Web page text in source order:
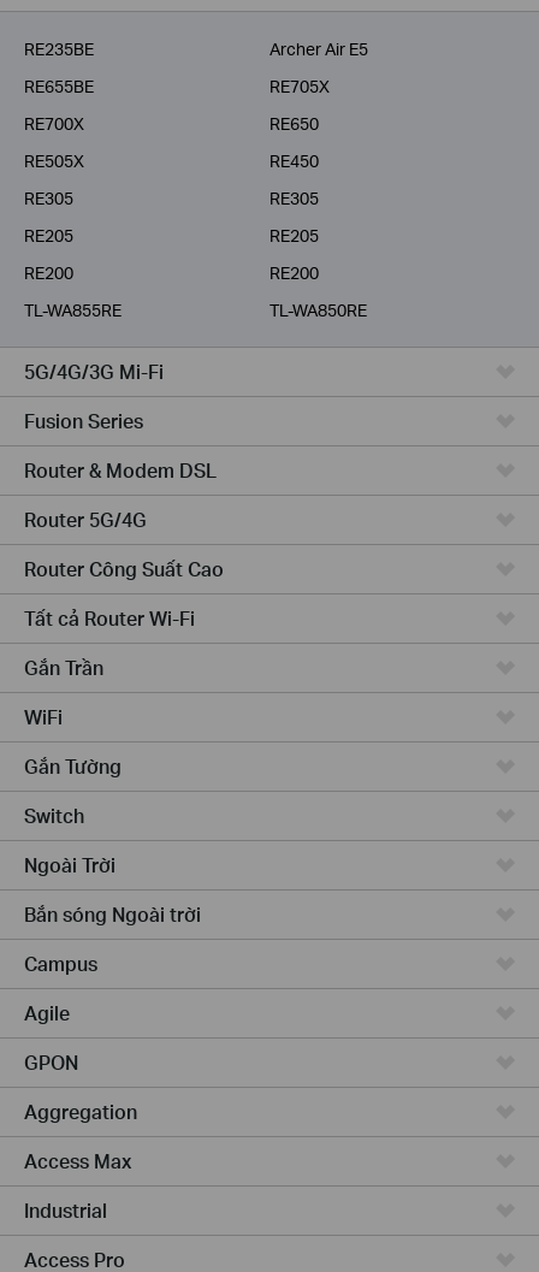
Dịch Vụ Viễn Thông
RE235BE
Archer Air E5
RE655BE
RE705X
RE700X
RE650
RE505X
RE450
RE305
RE305
RE205
RE205
RE200
RE200
TL-WA855RE
TL-WA850RE
5G/4G/3G Mi-Fi
Fusion Series
Router & Modem DSL
Router 5G/4G
Router Công Suất Cao
Tất cả Router Wi-Fi
Gắn Trần
WiFi
Gắn Tường
Switch
Ngoài Trời
Bắn sóng Ngoài trời
Campus
Agile
GPON
Aggregation
Access Max
Industrial
Access Pro